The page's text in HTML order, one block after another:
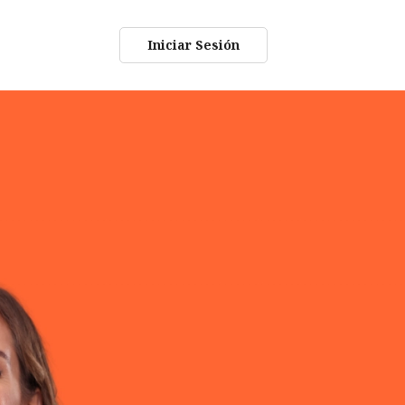
Iniciar Sesión